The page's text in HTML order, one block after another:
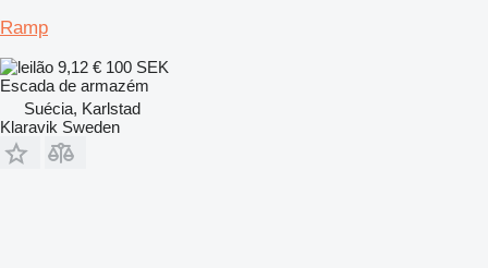
Ramp
9,12 € 100 SEK
Escada de armazém
Suécia, Karlstad
Klaravik Sweden